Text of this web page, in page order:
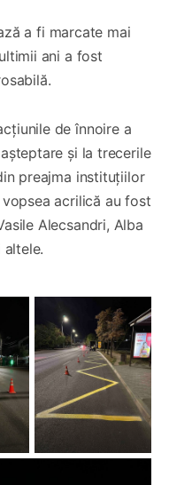
a fi marcate mai
ani a fost
de înnoire a
și la trecerile
preajma instituțiilor
acrilică au fost
Alecsandri, Alba
altele.